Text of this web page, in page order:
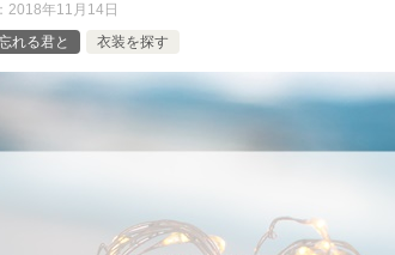
2018年11月14日
れる君と 衣装を探す